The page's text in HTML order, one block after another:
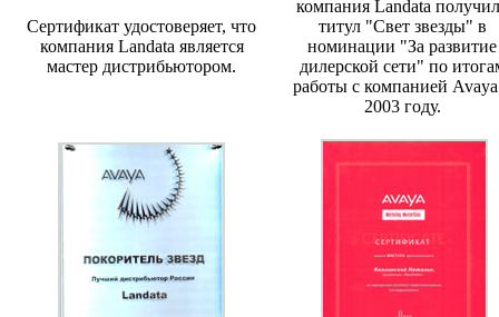
Сертификат удостоверяет, что
компания Landata является
мастер дистрибьютором.
компания Landata
титул "Свет звезды" в
номинации "За развитие
дилерской сети" по
работы с компанией
2003 году.